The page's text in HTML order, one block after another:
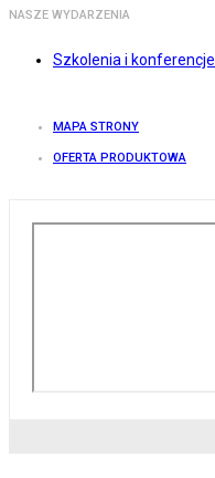
NASZE WYDARZENIA
Szkolenia i konferencje
MAPA STRONY
OFERTA PRODUKTOWA